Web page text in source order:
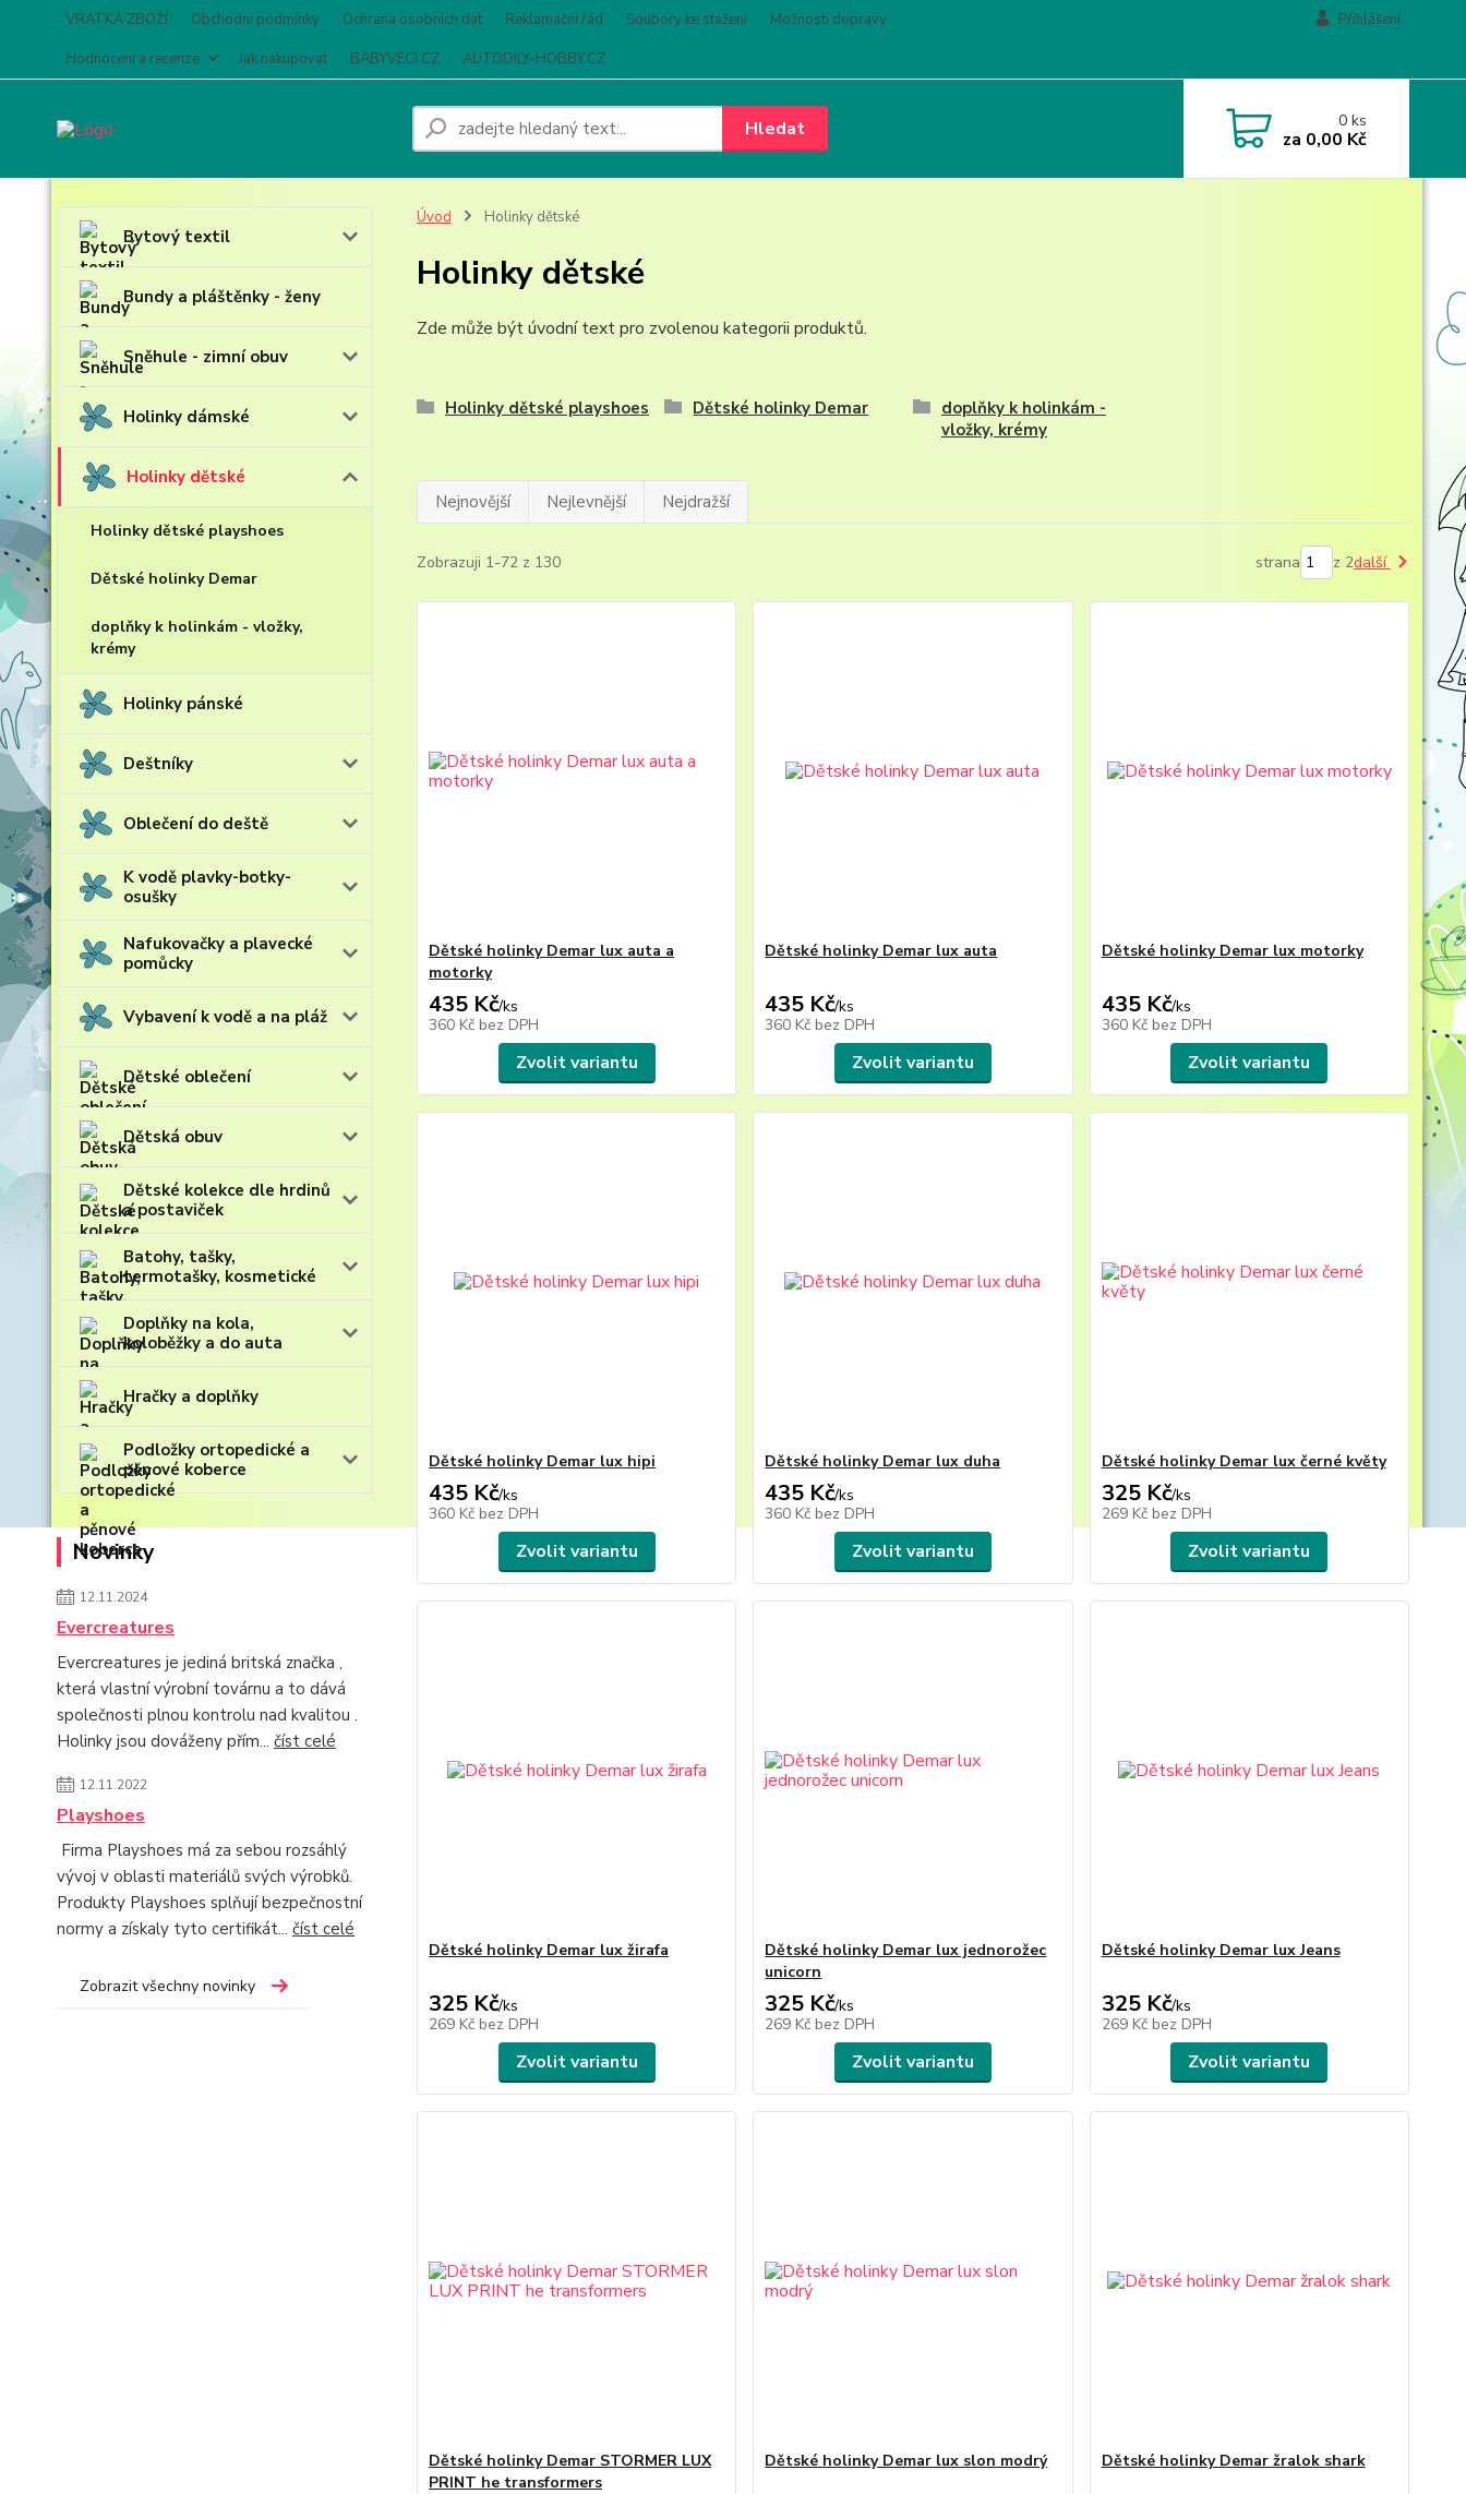
VRATKA ZBOŽÍ Obchodní podmínky Ochrana osobních dat Reklamační řád Soubory ke stažení
Možnosti dopravy
Hodnocení a recenze
Jak nakupovat BABYVECI.CZ AUTODILY-HOBBY.CZ
Přihlášení
Hledat 0ks
za 0,00 Kč
Bytový textil
Bundy a pláštěnky - ženy
Sněhule - zimní obuv
Holinky dámské
Holinky dětské
Holinky dětské playshoes
Dětské holinky Demar
doplňky k holinkám - vložky,
krémy
Holinky pánské
Deštníky
Oblečení do deště
K vodě plavky-botky-
osušky
Nafukovačky a plavecké
pomůcky
Vybavení k vodě a na pláž
Dětské oblečení
Dětská obuv
Dětské kolekce dle hrdinů
a postaviček
Batohy, tašky,
termotašky, kosmetické
Doplňky na kola,
koloběžky a do auta
Hračky a doplňky
Podložky ortopedické a
pěnové koberce
Novinky
12.11.2024
Evercreatures
Evercreatures je jediná britská značka ,
která vlastní výrobní továrnu a to dává
společnosti plnou kontrolu nad kvalitou .
Holinky jsou dováženy přím... číst celé
12.11.2022
Playshoes
Firma Playshoes má za sebou rozsáhlý
vývoj v oblasti materiálů svých výrobků.
Produkty Playshoes splňují bezpečnostní
normy a získaly tyto certifikát... číst celé
Zobrazit všechny novinky
Úvod Holinky dětské
Holinky dětské
Zde může být úvodní text pro zvolenou kategorii produktů.
Holinky dětské playshoes Dětské holinky Demar
doplňky k holinkám -
vložky, krémy
Nejnovější Nejlevnější Nejdražší
Zobrazuji 1-72 z 130 strana z 2další
Dětské holinky Demar lux auta a
motorky
435 Kč/ks
360 Kč bez DPH
Zvolit variantu
Dětské holinky Demar lux auta
435 Kč/ks
360 Kč bez DPH
Zvolit variantu
Dětské holinky Demar lux motorky
435 Kč/ks
360 Kč bez DPH
Zvolit variantu
Dětské holinky Demar lux hipi
435 Kč/ks
360 Kč bez DPH
Zvolit variantu
Dětské holinky Demar lux duha
435 Kč/ks
360 Kč bez DPH
Zvolit variantu
Dětské holinky Demar lux černé květy
325 Kč/ks
269 Kč bez DPH
Zvolit variantu
Dětské holinky Demar lux žirafa
325 Kč/ks
269 Kč bez DPH
Zvolit variantu
Dětské holinky Demar lux jednorožec
unicorn
325 Kč/ks
269 Kč bez DPH
Zvolit variantu
Dětské holinky Demar lux Jeans
325 Kč/ks
269 Kč bez DPH
Zvolit variantu
Dětské holinky Demar STORMER LUX
PRINT he transformers
Dětské holinky Demar lux slon modrý Dětské holinky Demar žralok shark